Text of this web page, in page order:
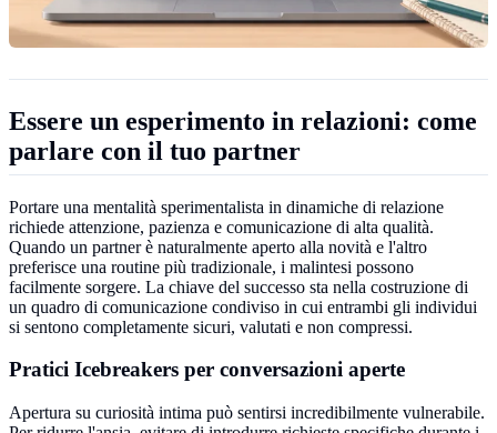
Essere un esperimento in relazioni: come
parlare con il tuo partner
Portare una mentalità sperimentalista in dinamiche di relazione
richiede attenzione, pazienza e comunicazione di alta qualità.
Quando un partner è naturalmente aperto alla novità e l'altro
preferisce una routine più tradizionale, i malintesi possono
facilmente sorgere. La chiave del successo sta nella costruzione di
un quadro di comunicazione condiviso in cui entrambi gli individui
si sentono completamente sicuri, valutati e non compressi.
Pratici Icebreakers per conversazioni aperte
Apertura su curiosità intima può sentirsi incredibilmente vulnerabile.